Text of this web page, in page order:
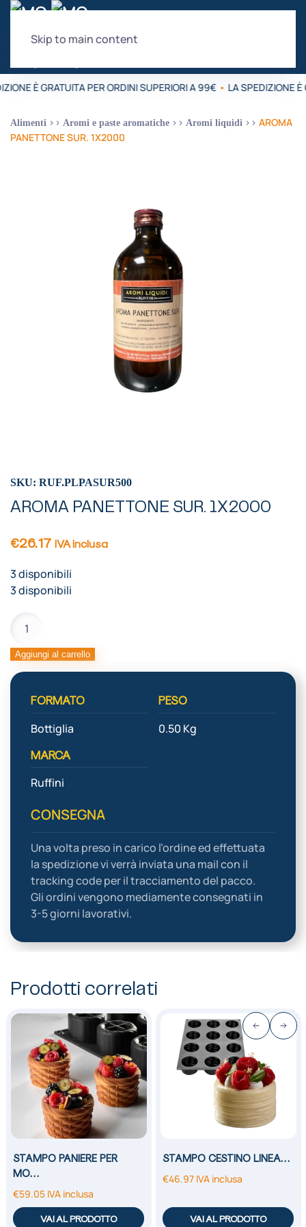
Skip to main content
È GRATUITA PER ORDINI SUPERIORI A 99€ • LA SPEDIZIONE È
Alimenti Aromi e paste aromatiche Aromi liquidi
AROMA
PANETTONE SUR. 1X2000
SKU: RUF.PLPASUR500
AROMA PANETTONE SUR. 1X2000
€26.17 IVA inclusa
3 disponibili
3 disponibili
PANETTONE
SUR.
1X2000
quantità
Aggiungi al carrello
FORMATO
Bottiglia
PESO
0.50 Kg
MARCA
Ruffini
CONSEGNA
Una volta preso in carico l’ordine ed effettuata
la spedizione vi verrà inviata una mail con il
tracking code per il tracciamento del pacco.
Gli ordini vengono mediamente consegnati in
3-5 giorni lavorativi.
Prodotti correlati
STAMPO PANIERE PER
MO…
€59.05 IVA inclusa
VAI AL PRODOTTO
STAMPO CESTINO LINEA…
€46.97 IVA inclusa
VAI AL PRODOTTO